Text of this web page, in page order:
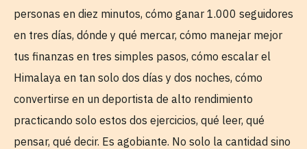
personas en diez minutos, cómo ganar 1.000 seguidores
en tres días, dónde y qué mercar, cómo manejar mejor
tus finanzas en tres simples pasos, cómo escalar el
Himalaya en tan solo dos días y dos noches, cómo
convertirse en un deportista de alto rendimiento
practicando solo estos dos ejercicios, qué leer, qué
pensar, qué decir. Es agobiante. No solo la cantidad sino